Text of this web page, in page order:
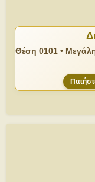
Θέση 0101 •